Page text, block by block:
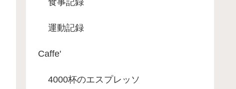
運動記録
Caffe'
4000杯のエスプレッソ